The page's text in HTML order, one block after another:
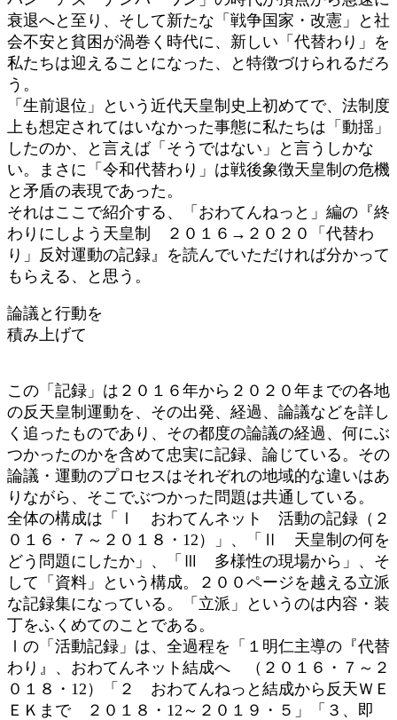
衰退へと至り、そして新たな「戦争国家・改憲」と社
会不安と貧困が渦巻く時代に、新しい「代替わり」を
私たちは迎えることになった、と特徴づけられるだろ
う。
「生前退位」という近代天皇制史上初めてで、法制度
上も想定されてはいなかった事態に私たちは「動揺」
したのか、と言えば「そうではない」と言うしかな
い。まさに「令和代替わり」は戦後象徴天皇制の危機
と矛盾の表現であった。
それはここで紹介する、「おわてんねっと」編の『終
わりにしよう天皇制 ２０１６→２０２０「代替わ
り」反対運動の記録』を読んでいただければ分かって
もらえる、と思う。
論議と行動を
積み上げて
この「記録」は２０１６年から２０２０年までの各地
の反天皇制運動を、その出発、経過、論議などを詳し
く追ったものであり、その都度の論議の経過、何にぶ
つかったのかを含めて忠実に記録、論じている。その
論議・運動のプロセスはそれぞれの地域的な違いはあ
りながら、そこでぶつかった問題は共通している。
全体の構成は「Ⅰ おわてんネット 活動の記録（２
０１６・７～２０１８・12）」、「Ⅱ 天皇制の何を
どう問題にしたか」、「Ⅲ 多様性の現場から」、そ
して「資料」という構成。２００ページを越える立派
な記録集になっている。「立派」というのは内容・装
丁をふくめてのことである。
Ⅰの「活動記録」は、全過程を「１明仁主導の『代替
わり』、おわてんネット結成へ （２０１６・７～２
０１８・12）「２ おわてんねっと結成から反天ＷＥ
ＥＫまで ２０１８・12～２０１９・５」「３、即